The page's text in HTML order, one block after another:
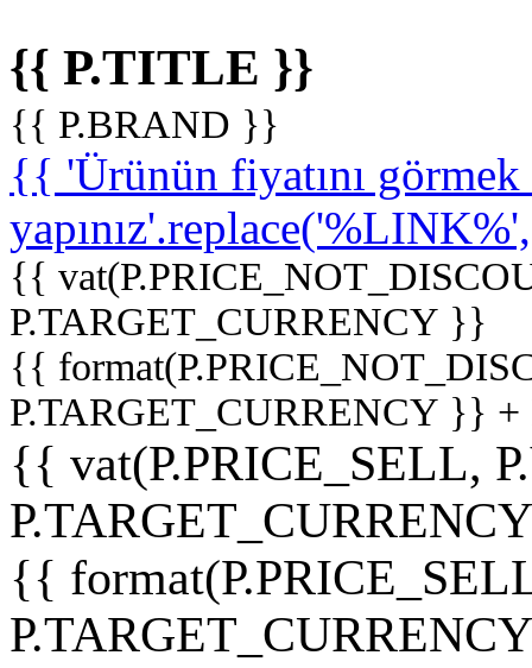
{{ P.TITLE }}
{{ P.BRAND }}
{{ 'Ürünün fiyatını
{{
P.TARGET_CURRENCY }}
{{
P.TARGET_CURRENCY }}
{{ vat(P.PRICE_SELL,
{{